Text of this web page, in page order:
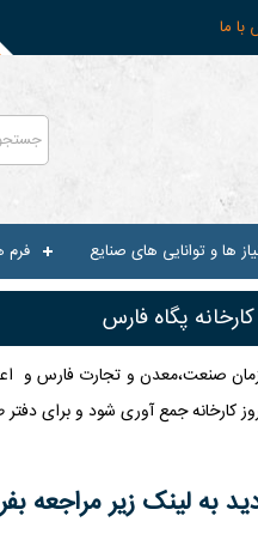
ما
ها و توانایی های صنایع فرم
پگاه فارس
سازمان صنعت،معدن و تجارت
کارخانه جمع آوری شود و برای
به لینک زیر مراجعه